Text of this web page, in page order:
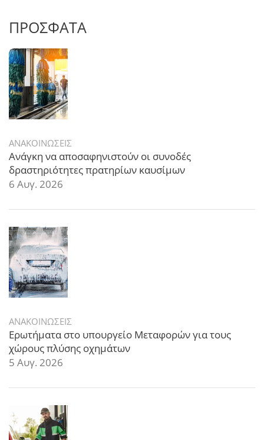
ΠΡΟΣΦΑΤΑ
ΑΝΑΚΟΙΝΩΣΕΙΣ
Ανάγκη να αποσαφηνιστούν οι συνοδές
δραστηριότητες πρατηρίων καυσίμων
6 Αυγ. 2026
ΑΝΑΚΟΙΝΩΣΕΙΣ
Ερωτήματα στο υπουργείο Μεταφορών για τους
χώρους πλύσης οχημάτων
5 Αυγ. 2026